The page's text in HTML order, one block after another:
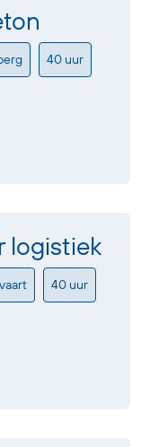
40 uur
logistiek
40 uur